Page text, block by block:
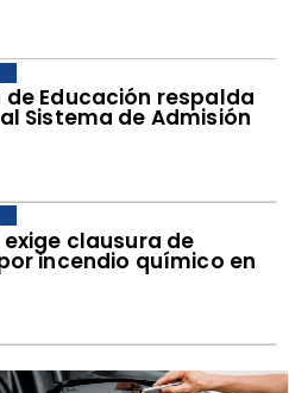
de Educación respalda
Sistema de Admisión
clausura de
incendio químico en